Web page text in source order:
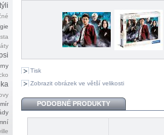
Tisk
Zobrazit obrázek ve větší velikosti
PODOBNÉ PRODUKTY